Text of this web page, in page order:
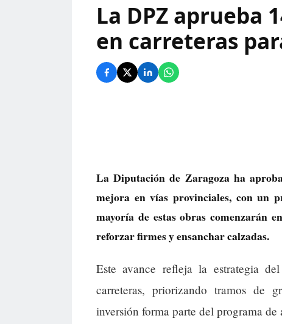
La DPZ aprueba
en carreteras
La Diputación de Zaragoza ha
mejora en vías provinciales, con un
mayoría de estas obras comenzarán
reforzar firmes y ensanchar calzadas.
Este avance refleja la estrategia
carreteras, priorizando tramos de
inversión forma parte del programa